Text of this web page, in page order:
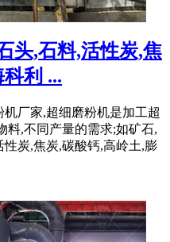
头,石料,活性炭,焦
利 ...
机厂家,超细磨粉机是加工超
料,不同产量的需求;如矿石,
炭,焦炭,碳酸钙,高岭土,膨